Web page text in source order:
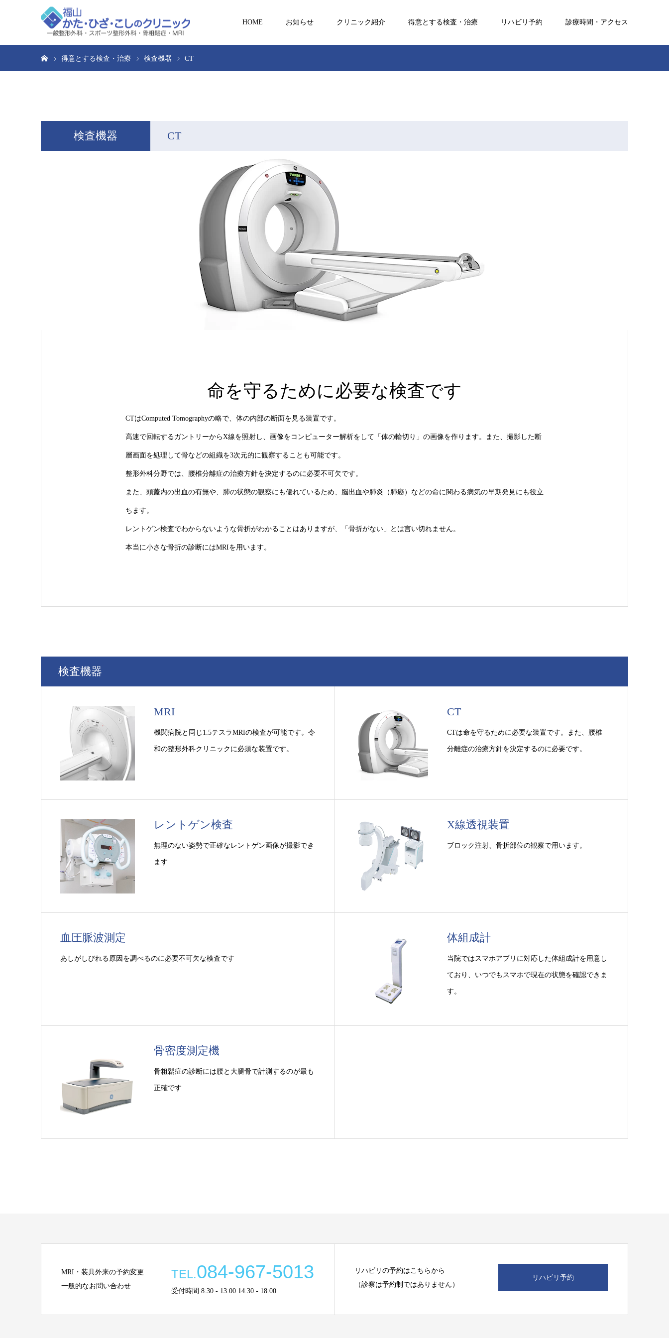
HOME お知らせ クリニック紹介 得意とする検査・治療 リハビリ予約 診療時間・アクセス
得意とする検査・治療 検査機器 CT
検査機器 CT
命を守るために必要な検査です
CTはComputed Tomographyの略で、体の内部の断面を見る装置です。
高速で回転するガントリーからX線を照射し、画像をコンピューター解析をして「体の輪切り」の画像を作ります。また、撮影した断
層画面を処理して骨などの組織を3次元的に観察することも可能です。
整形外科分野では、腰椎分離症の治療方針を決定するのに必要不可欠です。
また、頭蓋内の出血の有無や、肺の状態の観察にも優れているため、脳出血や肺炎（肺癌）などの命に関わる病気の早期発見にも役立
ちます。
レントゲン検査でわからないような骨折がわかることはありますが、「骨折がない」とは言い切れません。
本当に小さな骨折の診断にはMRIを用います。
検査機器
MRI
機関病院と同じ1.5テスラMRIの検査が可能です。令
和の整形外科クリニックに必須な装置です。
CT
CTは命を守るために必要な装置です。また、腰椎
分離症の治療方針を決定するのに必要です。
レントゲン検査
無理のない姿勢で正確なレントゲン画像が撮影でき
ます
X線透視装置
ブロック注射、骨折部位の観察で用います。
血圧脈波測定
あしがしびれる原因を調べるのに必要不可欠な検査です
体組成計
当院ではスマホアプリに対応した体組成計を用意し
ており、いつでもスマホで現在の状態を確認できま
す。
骨密度測定機
骨粗鬆症の診断には腰と大腿骨で計測するのが最も
正確です
MRI・装具外来の予約変更
一般的なお問い合わせ
TEL.084-967-5013
受付時間 8:30 - 13:00 14:30 - 18:00
リハビリの予約はこちらから
（診察は予約制ではありません）
リハビリ予約